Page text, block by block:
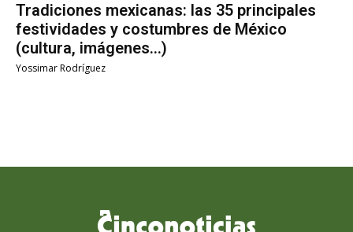
Tradiciones mexicanas: las 35 principales
festividades y costumbres de México
(cultura, imágenes…)
Yossimar Rodríguez